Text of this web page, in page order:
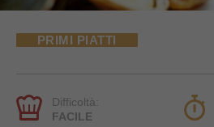
PRIMI PIATTI
Difficoltà:
FACILE